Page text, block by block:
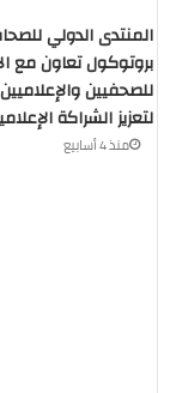
المنتدى الدولي
بروتوكول تعاون مع
للصحفيين
لتعزيز الشراكة
منذ 4 أسابيع